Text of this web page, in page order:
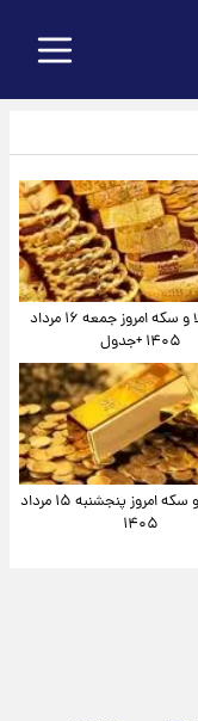
قیمت طلا و سکه امروز جمعه ۱۶ مرداد
۱۴۰۵ +جدول
قیمت طلا و سکه امروز پنجشنبه ۱۵ مرداد
۱۴۰۵